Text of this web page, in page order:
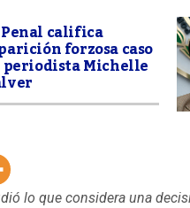
califica
forzosa caso
periodista Michelle
lo que considera una